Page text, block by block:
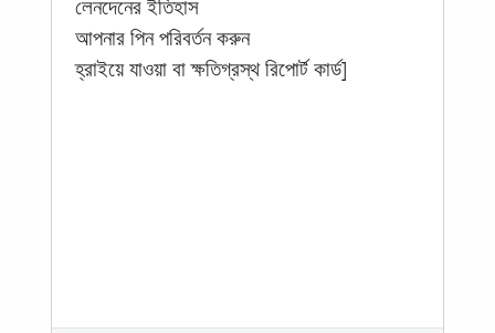
লেনদেনের ইতিহাস
আপনার পিন পরিবর্তন করুন
হ্রাইয়ে যাওয়া বা ক্ষতিগ্রস্থ রিপোর্ট কার্ড]